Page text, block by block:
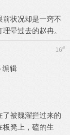
状况却是一窍不
晕过去的赵冉。
16#
编辑
被魏濯拦过来的
板凳上，磕的生